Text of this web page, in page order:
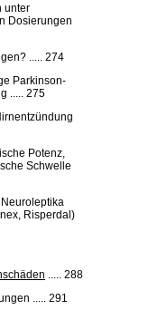
unter
Dosierungen
..... 274
Parkinson-
..... 275
Potenz,
Schwelle
Risperdal)
..... 288
..... 291